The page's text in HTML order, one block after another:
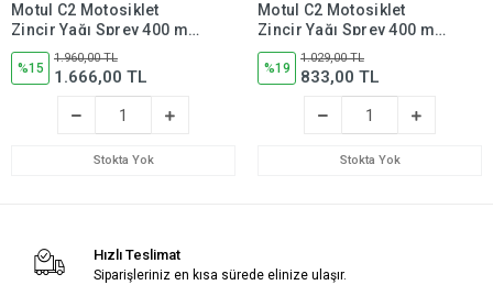
Motul C2 Motosiklet
Zincir Yağı Sprey 400 ml
Road (4 Adet)
%15
1.960,00 TL
1.666,00 TL
Stokta Yok
Motul C2 Motosiklet
Zincir Yağı Sprey 400 ml
Road (2 Adet)
%19
1.029,00 TL
833,00 TL
Stokta Yok
Hızlı Teslimat
Siparişleriniz en kısa sürede elinize ulaşır.